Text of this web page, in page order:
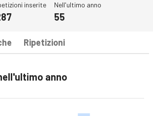
inserite Nell'ultimo anno
55
Ripetizioni
anno